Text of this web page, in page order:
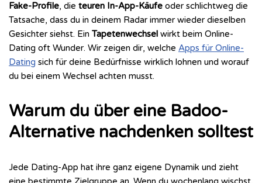
Fake-Profile, die teuren In-App-Käufe oder schlichtweg die
Tatsache, dass du in deinem Radar immer wieder dieselben
Gesichter siehst. Ein Tapetenwechsel wirkt beim Online-
Dating oft Wunder. Wir zeigen dir, welche Apps für Online-
Dating sich für deine Bedürfnisse wirklich lohnen und worauf
du bei einem Wechsel achten musst.
Warum du über eine Badoo-
Alternative nachdenken solltest
Jede Dating-App hat ihre ganz eigene Dynamik und zieht